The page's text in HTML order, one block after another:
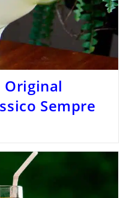
Original
Sempre